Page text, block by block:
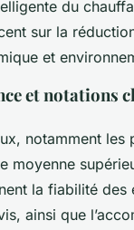
du
sur la
et
et notations
notamment
moyenne
la fiabilité
ainsi que